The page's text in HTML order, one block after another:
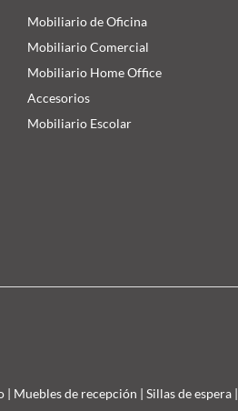
Mobiliario de Oficina
Mobiliario Comercial
Mobiliario Home Office
Accesorios
Mobiliario Escolar
| Muebles de recepción | Sillas de espera|